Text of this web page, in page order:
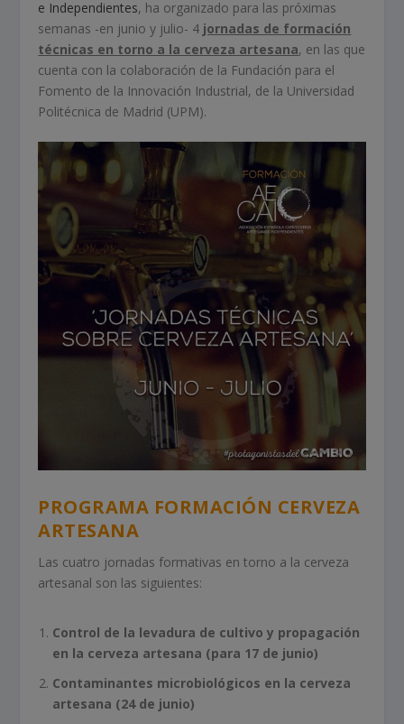
e Independientes, ha organizado para las próximas
semanas -en junio y julio- 4 jornadas de formación
técnicas en torno a la cerveza artesana, en las que
cuenta con la colaboración de la Fundación para el
Fomento de la Innovación Industrial, de la Universidad
Politécnica de Madrid (UPM).
PROGRAMA FORMACIÓN CERVEZA
ARTESANA
Las cuatro jornadas formativas en torno a la cerveza
artesanal son las siguientes:
Control de la levadura de cultivo y propagación
en la cerveza artesana (para 17 de junio)
Contaminantes microbiológicos en la cerveza
artesana (24 de junio)